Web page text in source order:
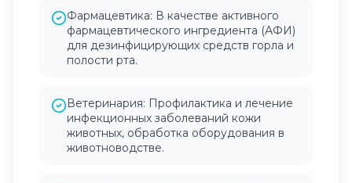
Фармацевтика: В качестве активного
фармацевтического ингредиента (АФИ)
для дезинфицирующих средств горла и
полости рта.
Ветеринария: Профилактика и лечение
инфекционных заболеваний кожи
животных, обработка оборудования в
животноводстве.